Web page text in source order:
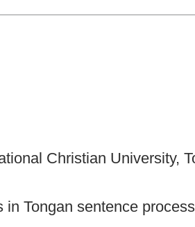
Christian University,
Tongan sentence